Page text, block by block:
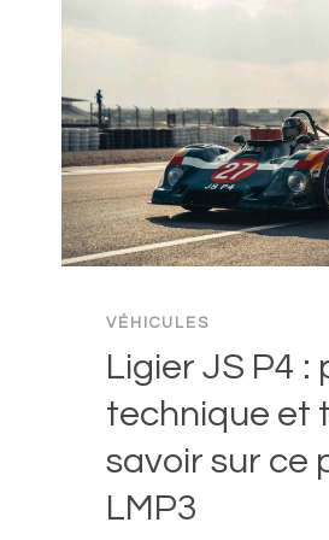
VÉHICULES
Ligier JS P4 :
technique et
savoir sur ce
LMP3